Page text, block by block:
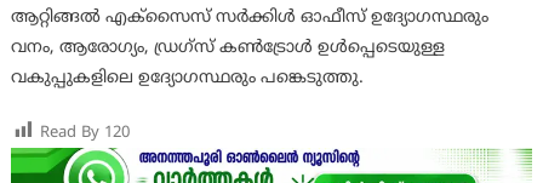
ആറ്റിങ്ങൽ എക്‌സൈസ് സർക്കിൾ ഓഫീസ് ഉദ്യോഗസ്ഥരും
വനം, ആരോഗ്യം, ഡ്രഗ്‌സ് കൺട്രോൾ ഉൾപ്പെടെയുള്ള
വകുപ്പുകളിലെ ഉദ്യോഗസ്ഥരും പങ്കെടുത്തു.
Read By 120